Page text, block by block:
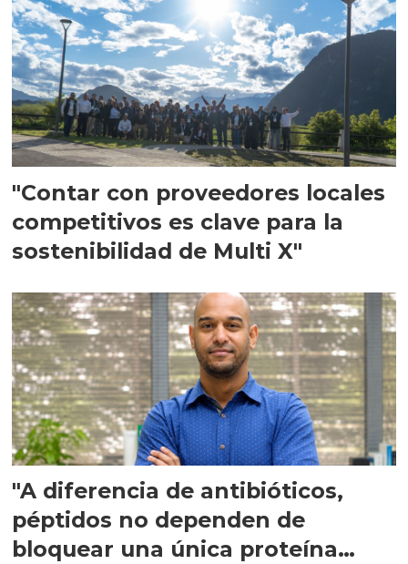
"Contar con proveedores locales
competitivos es clave para la
sostenibilidad de Multi X"
"A diferencia de antibióticos,
péptidos no dependen de
bloquear una única proteína